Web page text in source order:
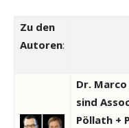
Zu den
Autoren:
Dr.
sind
Pöllath +